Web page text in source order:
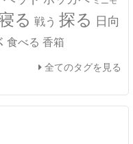
る 戦う 探る 日向
食べる 香箱
全てのタグを見る